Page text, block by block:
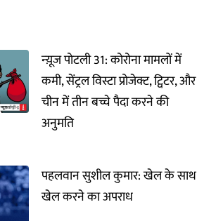
न्य़ूज पोटली 31: कोरोना मामलों में
कमी, सेंट्रल विस्टा प्रोजेक्ट, ट्विटर, और
चीन में तीन बच्चे पैदा करने की
अनुमति
पहलवान सुशील कुमार: खेल के साथ
खेल करने का अपराध